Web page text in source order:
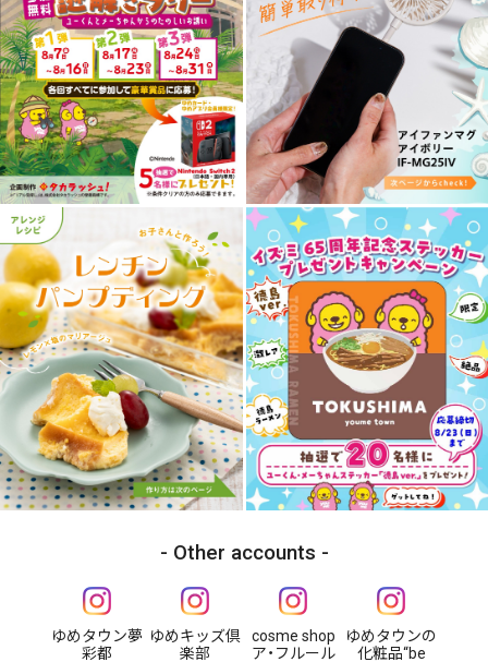
Other accounts
ゆめタウン夢
彩都
ゆめキッズ倶
楽部
cosme shop
ア・フルール
ゆめタウンの
化粧品“be